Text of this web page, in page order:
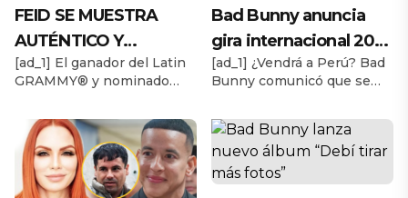
FEID SE MUESTRA
AUTÉNTICO Y
TRANSMITE LA
ESENCIA DEL RAP
CLÁSICO DESDE SU
VERSATILIDAD
ARTÍSTICA EN SU
NUEVO SENCILLO
[ad_1] El ganador del Latin
GRAMMY® y nominado
presenta su nuevo
sencillo “ANDO XXIL”, una
pieza escrita, producida y
ejecutada por él mismo que
captura con precisión el
Bad Bunny anuncia
gira internacional 2025
tras éxito de “Debí
tomar más fotos”
[ad_1] ¿Vendrá a Perú? Bad
Bunny comunicó que se
partes del mundo en nuevo
tour y emocionó a miles. Te
puede interesar Bad Bunny
lanza nuevo álbum “Debí
tirar más fotos” Conejo